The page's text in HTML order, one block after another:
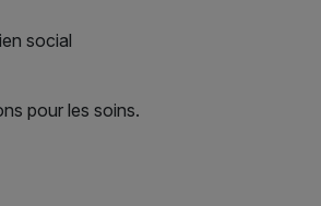
social
pour les soins.